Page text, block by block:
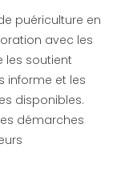
puériculture en
avec les
les soutient
informe et les
disponibles.
démarches